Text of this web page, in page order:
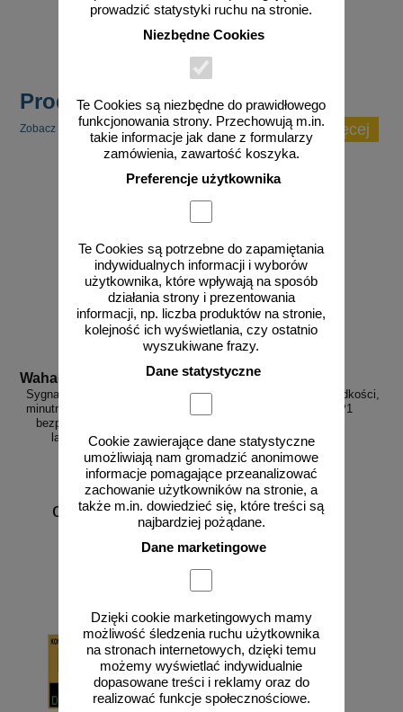
prowadzić statystyki ruchu na stronie.
Niezbędne Cookies
Te Cookies są niezbędne do prawidłowego
funkcjonowania strony. Przechowują m.in.
takie informacje jak dane z formularzy
zamówienia, zawartość koszyka.
Preferencje użytkownika
Te Cookies są potrzebne do zapamiętania
indywidualnych informacji i wyborów
użytkownika, które wpływają na sposób
działania strony i prezentowania
informacji, np. liczba produktów na stronie,
kolejność ich wyświetlania, czy ostatnio
wyszukiwane frazy.
Dane statystyczne
Cookie zawierające dane statystyczne
umożliwiają nam gromadzić anonimowe
informacje pomagające przeanalizować
zachowanie użytkowników na stronie, a
także m.in. dowiedzieć się, które treści są
najbardziej pożądane.
Dane marketingowe
Dzięki cookie marketingowych mamy
możliwość śledzenia ruchu użytkownika
na stronach internetowych, dzięki temu
możemy wyświetlać indywidualnie
dopasowane treści i reklamy oraz do
realizować funkcje społecznościowe.
Produkty popularne
Zobacz inne popularne produkty w tej kategorii. zobacz więcej
Wahadlo 20 min
Sygnalizacja świetlna drogowa z
minutnikiem, tymczasowa, LED,
bezprzewodowa, wahadłowa,
lampy 20 cm - komplet
od 6226,88 zł
5062,50 zł netto
do koszyka
3D_MP-DP1
Radarowy wyświetlacz prędkości,
radar drogowy MP-DP1